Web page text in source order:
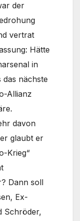
der
vertrat
Hätte
in
das nächste
Allianz
davon
glaubt er
Krieg“
Dann soll
Ex-
Schröder,